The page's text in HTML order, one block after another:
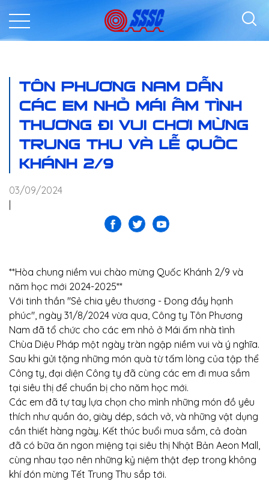
TÔN PHƯƠNG NAM DẪN
CÁC EM NHỎ MÁI ẤM TÌNH
THƯƠNG ĐI VUI CHƠI MỪNG
TRUNG THU VÀ LỄ QUỐC
KHÁNH 2/9
03/09/2024
**Hòa chung niềm vui chào mừng Quốc Khánh 2/9 và
năm học mới 2024-2025**
Với tinh thần "Sẻ chia yêu thương - Đong đầy hạnh
phúc", ngày 31/8/2024 vừa qua, Công ty Tôn Phương
Nam đã tổ chức cho các em nhỏ ở Mái ấm nhà tình
Chùa Diệu Pháp một ngày tràn ngập niềm vui và ý nghĩa.
Sau khi gửi tặng những món quà từ tấm lòng của tập thể
Công ty, đại diện Công ty đã cùng các em đi mua sắm
tại siêu thị để chuẩn bị cho năm học mới.
Các em đã tự tay lựa chọn cho mình những món đồ yêu
thích như quần áo, giày dép, sách vở, và những vật dụng
cần thiết hàng ngày. Kết thúc buổi mua sắm, cả đoàn
đã có bữa ăn ngon miệng tại siêu thị Nhật Bản Aeon Mall,
cùng nhau tạo nên những kỷ niệm thật đẹp trong không
khí đón mừng Tết Trung Thu sắp tới.